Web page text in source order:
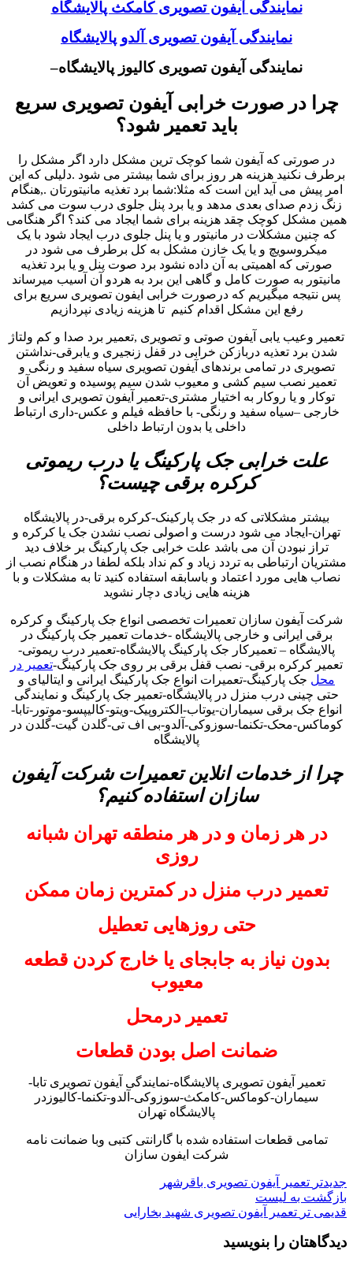
نمایندگی آیفون تصویری کامکث پالایشگاه
نمایندگی آیفون تصویری آلدو پالایشگاه
نمایندگی آیفون تصویری کالیوز پالایشگاه–
چرا در صورت خرابی آیفون تصویری سریع
باید تعمیر شود؟
در صورتی که آیفون شما کوچک ترین مشکل دارد اگر مشکل را
برطرف نکنید هزینه هر روز برای شما بیشتر می شود .دلیلی که این
امر پیش می آید این است که مثلا:شما برد تغذیه مانیتورتان .,هنگام
زنگ زدم صدای بعدی مدهد و یا برد پنل جلوی درب سوت می کشد
همین مشکل کوچک چقد هزینه برای شما ایجاد می کند؟ اگر هنگامی
که چنین مشکلات در مانیتور و یا پنل جلوی درب ایجاد شود با یک
میکروسویچ و یا یک خازن مشکل به کل برطرف می شود در
صورتی که اهمیتی به آن داده نشود برد صوت پنل و یا برد تغذیه
مانیتور به صورت کامل و گاهی این برد به هردو آن آسیب میرساند
پس نتیجه میگیریم که درصورت خرابی ایفون تصویری سریع برای
رفع این مشکل اقدام کنیم تا هزینه زیادی نپردازیم
تعمیر وعیب یابی آیفون صوتی و تصویری ,تعمیر برد صدا و کم ولتاژ
شدن برد تعذیه دربازکن خرابی در قفل زنجیری و یابرقی-نداشتن
تصویری در تمامی برندهای آیفون تصویری سیاه سفید و رنگی و
تعمیر نصب سیم کشی و معیوب شدن سیم پوسیده و تعویض آن
توکار و یا روکار به اختیار مشتری-تعمیر آیفون تصویری ایرانی و
خارجی –سیاه سفید و رنگی- با حافظه فیلم و عکس-داری ارتباط
داخلی یا بدون ارتباط داخلی
علت خرابی جک پارکینگ یا درب ریموتی
کرکره برقی چیست؟
بیشتر مشکلاتی که در جک پارکینک-کرکره برقی-در پالایشگاه
تهران-ایجاد می شود درست و اصولی نصب نشدن جک یا کرکره و
تراز نبودن آن می باشد علت خرابی جک پارکینگ بر خلاف دید
مشتریان ارتباطی به تردد زیاد و کم نداد بلکه لطفا در هنگام نصب از
نصاب هایی مورد اعتماد و باسابقه استفاده کنید تا به مشکلات و با
هزینه هایی زیادی دچار نشوید
شرکت آیفون سازان تعمیرات تخصصی انواع جک پارکینگ و کرکره
برقی ایرانی و خارجی پالایشگاه -خدمات تعمیر جک پارکینگ در
پالایشگاه – تعمیرکار جک پارکینگ پالایشگاه-تعمیر درب ریموتی-
تعمیر کرکره برقی- نصب قفل برقی بر روی جک پارکینگ-تعمیر در
محل جک پارکینگ-تعمیرات انواع جک پارکینگ ایرانی و ایتالیای و
حتی چینی درب منزل در پالایشگاه-تعمیر جک پارکینگ و نمایندگی
انواع جک برقی سیماران-یوتاب-الکتروپیک-ویتو-کالیپسو-موتور-تابا-
کوماکس-محک-تکنما-سوزوکی-آلدو-بی اف تی-گلدن گیت-گلدن در
پالایشگاه
چرا از خدمات انلاین تعمیرات شرکت آیفون
سازان استفاده کنیم؟
در هر زمان و در هر منطقه تهران شبانه
روزی
تعمیر درب منزل در کمترین زمان ممکن
حتی روزهایی تعطیل
بدون نیاز به جابجای یا خارج کردن قطعه
معیوب
تعمیر درمحل
ضمانت اصل بودن قطعات
تعمیر آیفون تصویری پالایشگاه-نمایندگی آیفون تصویری تابا-
سیماران-کوماکس-کامکث-سوزوکی-آلدو-تکنما-کالیوزدر
پالایشگاه تهران
تمامی قطعات استفاده شده با گارانتی کتبی وبا ضمانت نامه
شرکت ایفون سازان
جدیدتر تعمیر آیفون تصویری باقرشهر
بازگشت به لیست
قدیمی تر تعمیر آیفون تصویری شهید بخارایی
دیدگاهتان را بنویسید